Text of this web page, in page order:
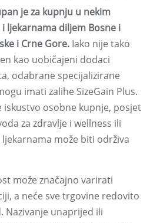
je za kupnju u nekim
ljekarnama diljem Bosne i
i Crne Gore. Iako nije tako
kao uobičajeni dodaci
odabrane specijalizirane
imati zalihe SizeGain Plus.
iskustvo osobne kupnje, posjet
za zdravlje i wellness ili
može biti održiva
može značajno varirati
a neće sve trgovine redovito
Nazivanje unaprijed ili